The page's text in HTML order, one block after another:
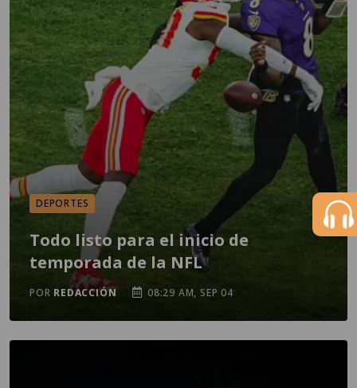
DEPORTES
Todo listo para el inicio de
temporada de la NFL
POR REDACCIÓN 08:29 AM, SEP 04